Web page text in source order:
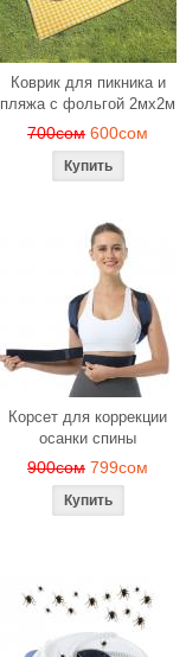
Коврик для пикника и
пляжа с фольгой 2мх2м
700сом 600сом
Корсет для коррекции
осанки спины
900сом 799сом